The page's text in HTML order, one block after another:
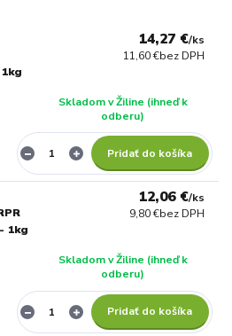
14,27 €/ks
11,60 €bez DPH
Skladom v Žiline (ihneď k
odberu)
Pridať do košíka
1kg
12,06 €/ks
9,80 €bez DPH
Skladom v Žiline (ihneď k
odberu)
Pridať do košíka